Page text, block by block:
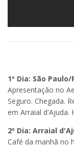
1º Dia: São
Apresentação no
Seguro. Chegada.
em Arraial d'Ajuda.
2º Dia: Arraial
Café da manhã no